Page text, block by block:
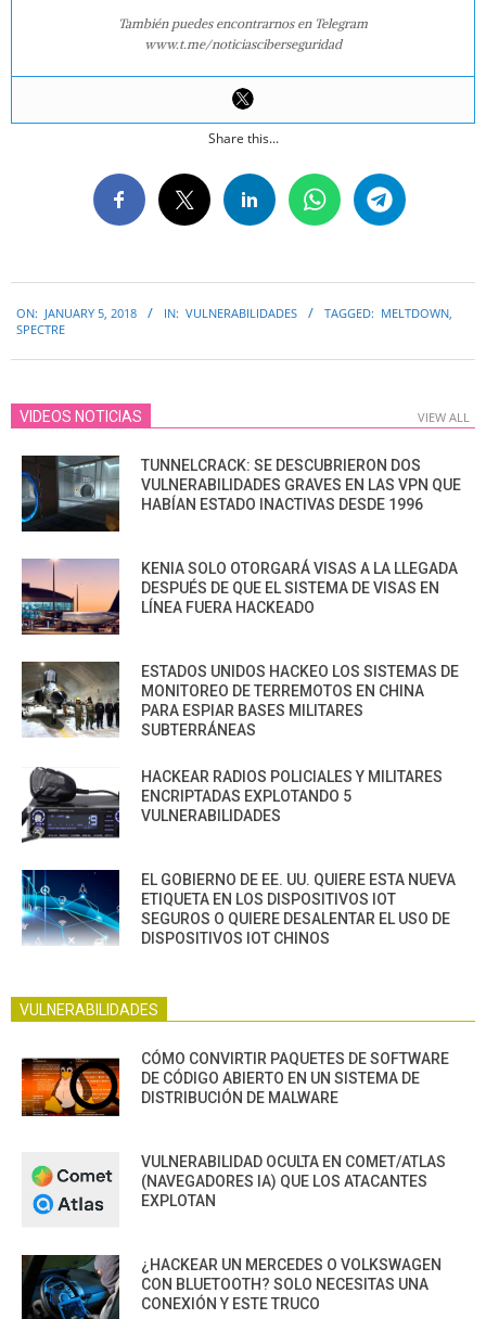
También puedes encontrarnos en Telegram
www.t.me/noticiasciberseguridad
Share this...
01-
ON: JANUARY 5, 2018 IN: VULNERABILIDADES TAGGED: MELTDOWN,
SPECTRE
VIDEOS NOTICIAS VIEW ALL
TUNNELCRACK: SE DESCUBRIERON DOS
VULNERABILIDADES GRAVES EN LAS VPN QUE
HABÍAN ESTADO INACTIVAS DESDE 1996
KENIA SOLO OTORGARÁ VISAS A LA LLEGADA
DESPUÉS DE QUE EL SISTEMA DE VISAS EN
LÍNEA FUERA HACKEADO
ESTADOS UNIDOS HACKEO LOS SISTEMAS DE
MONITOREO DE TERREMOTOS EN CHINA
PARA ESPIAR BASES MILITARES
SUBTERRÁNEAS
HACKEAR RADIOS POLICIALES Y MILITARES
ENCRIPTADAS EXPLOTANDO 5
VULNERABILIDADES
EL GOBIERNO DE EE. UU. QUIERE ESTA NUEVA
ETIQUETA EN LOS DISPOSITIVOS IOT
SEGUROS O QUIERE DESALENTAR EL USO DE
DISPOSITIVOS IOT CHINOS
VULNERABILIDADES
CÓMO CONVIRTIR PAQUETES DE SOFTWARE
DE CÓDIGO ABIERTO EN UN SISTEMA DE
DISTRIBUCIÓN DE MALWARE
VULNERABILIDAD OCULTA EN COMET/ATLAS
(NAVEGADORES IA) QUE LOS ATACANTES
EXPLOTAN
¿HACKEAR UN MERCEDES O VOLKSWAGEN
CON BLUETOOTH? SOLO NECESITAS UNA
CONEXIÓN Y ESTE TRUCO